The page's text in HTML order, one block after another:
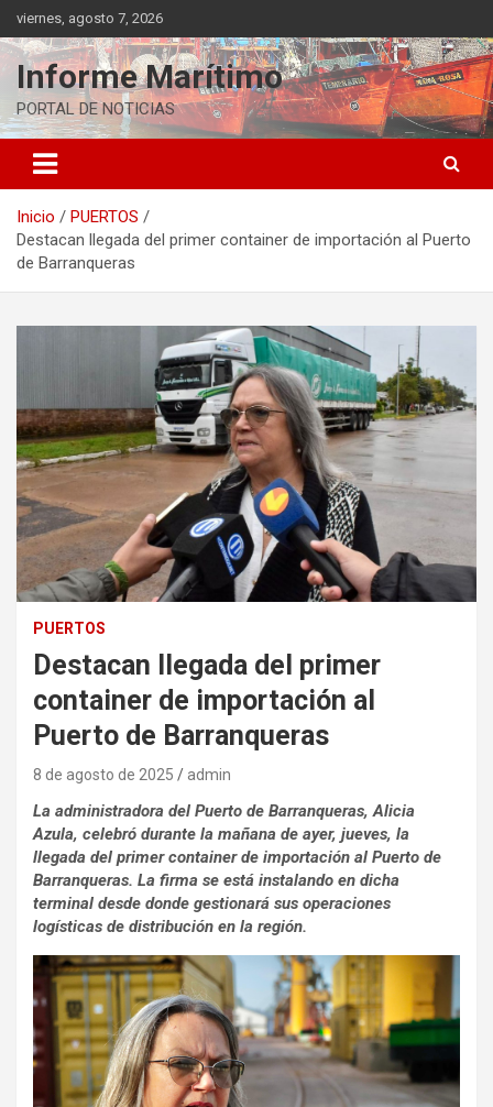
Saltar
al
contenido
viernes, agosto 7, 2026
Informe Marítimo
PORTAL DE NOTICIAS
Inicio
PUERTOS
Destacan llegada del primer container de importación al Puerto
de Barranqueras
PUERTOS
Destacan llegada del primer
container de importación al
Puerto de Barranqueras
8 de agosto de 2025 admin
La administradora del Puerto de Barranqueras, Alicia
Azula, celebró durante la mañana de ayer, jueves, la
llegada del primer container de importación al Puerto de
Barranqueras. La firma se está instalando en dicha
terminal desde donde gestionará sus operaciones
logísticas de distribución en la región.